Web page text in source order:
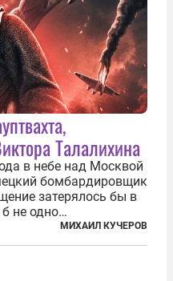
Талалихина
в небе над Москвой
бомбардировщик
затерялось бы в
не одно
из первых в
ночных таранов.
МИХАИЛ КУЧЕРОВ